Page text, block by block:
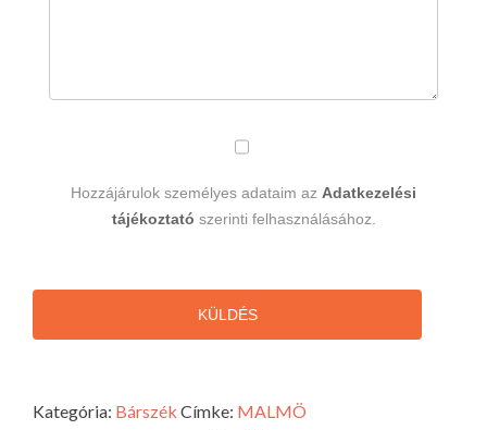
Hozzájárulok személyes adataim az Adatkezelési
tájékoztató szerinti felhasználásához.
KÜLDÉS
Kategória: Bárszék Címke: MALMÖ